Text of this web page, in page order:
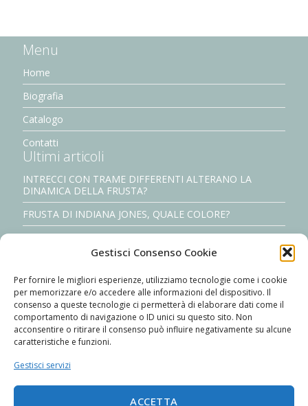
Gestisci Consenso Cookie
Per fornire le migliori esperienze, utilizziamo tecnologie come i cookie
per memorizzare e/o accedere alle informazioni del dispositivo. Il
consenso a queste tecnologie ci permetterà di elaborare dati come il
comportamento di navigazione o ID unici su questo sito. Non
acconsentire o ritirare il consenso può influire negativamente su alcune
caratteristiche e funzioni.
Gestisci servizi
ACCETTA
Menu
Home
Biografia
Catalogo
Contatti
Ultimi articoli
INTRECCI CON TRAME DIFFERENTI ALTERANO LA
DINAMICA DELLA FRUSTA?
FRUSTA DI INDIANA JONES, QUALE COLORE?
il signore delle fruste: Mr. david w. morgan
Costruisci meccanicamente i tuoi nylon cracker #2/2